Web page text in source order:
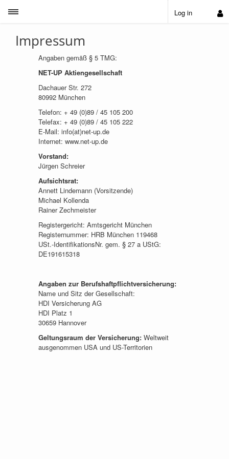
Toggle sidebar
Log in
Impressum
Angaben gemäß § 5 TMG:
NET-UP Aktiengesellschaft
Dachauer Str. 272
80992 München
Telefon: + 49 (0)89 / 45 105 200
Telefax: + 49 (0)89 / 45 105 222
E-Mail: info(at)net-up.de
Internet: www.net-up.de
Vorstand:
Jürgen Schreier
Aufsichtsrat:
Annett Lindemann (Vorsitzende)
Michael Kollenda
Rainer Zechmeister
Registergericht: Amtsgericht München
Registernummer: HRB München 119468
USt.-IdentifikationsNr. gem. § 27 a UStG:
DE191615318
Angaben zur Berufshaftpflichtversicherung:
Name und Sitz der Gesellschaft:
HDI Versicherung AG
HDI Platz 1
30659 Hannover
Geltungsraum der Versicherung: Weltweit
ausgenommen USA und US-Territorien